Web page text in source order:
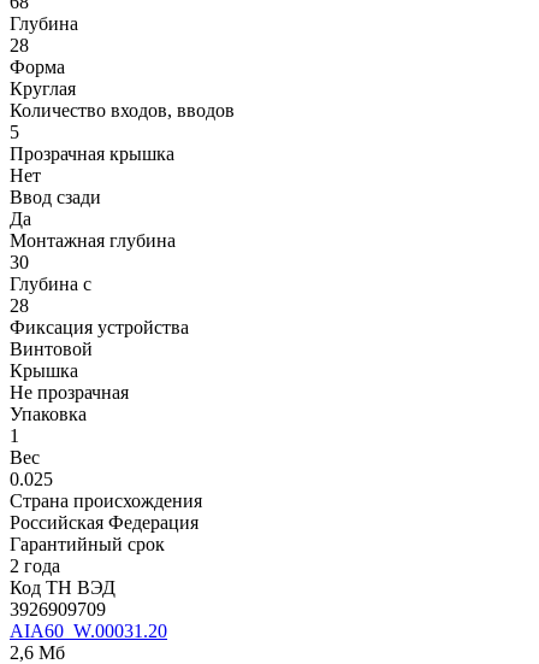
Глубина
28
Форма
Круглая
Количество входов, вводов
5
Прозрачная крышка
Нет
Ввод сзади
Да
Монтажная глубина
30
Глубина с
28
Фиксация устройства
Винтовой
Крышка
Не прозрачная
Упаковка
1
Вес
0.025
Страна происхождения
Российская Федерация
Гарантийный срок
2 года
Код ТН ВЭД
3926909709
AIA60_W.00031.20
2,6 Мб